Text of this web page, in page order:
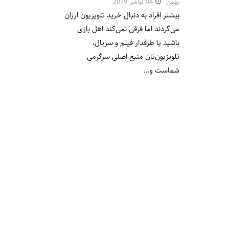
بیشتر افراد به دنبال خرید تلویزیون ارزان
می‌گردند اما فرقی نمی‌کند اهل بازی
باشید یا طرفدار فیلم و سریال،
تلویزیون‌تان منبع اصلی سرگرمی
شماست و...